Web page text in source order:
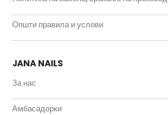
Општи правила и услови
JANA NAILS
За нас
Амбасадорки